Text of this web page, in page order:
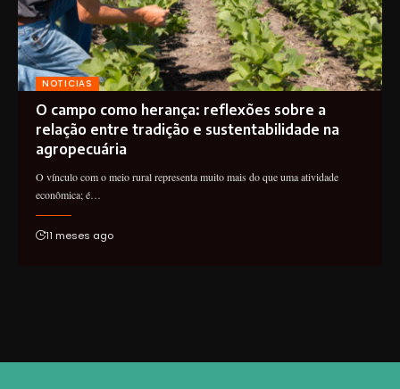
NOTICIAS
O campo como herança: reflexões sobre a
relação entre tradição e sustentabilidade na
agropecuária
O vínculo com o meio rural representa muito mais do que uma atividade
econômica; é…
11 meses ago